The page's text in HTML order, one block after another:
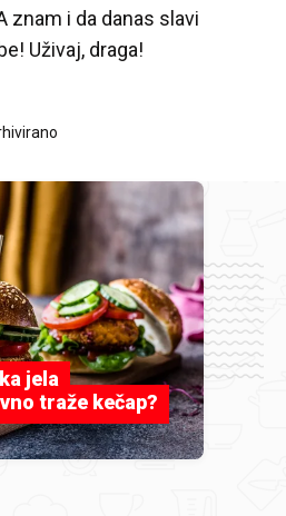
znam i da danas slavi
Uživaj, draga!
jela
traže kečap?